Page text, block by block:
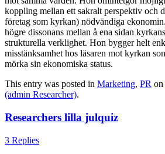
koppling mellan ett sakralt perspektiv och
företag som kyrkan) nödvändiga
högre dissonans mellan å ena sidan
strukturella verklighet. Hon bygger helt
misstänksamhet hos läsaren mot kyrkan
mörka sin ekonomiska status.
This entry was posted in Marketing, PR on
(admin Researcher).
Researchers lilla julquiz
3 Replies